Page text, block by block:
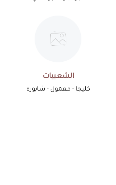
الشعبيات
كليجا - معمول - شابوره